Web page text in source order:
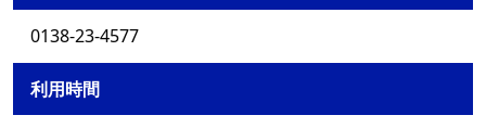
0138-23-4577
利用時間